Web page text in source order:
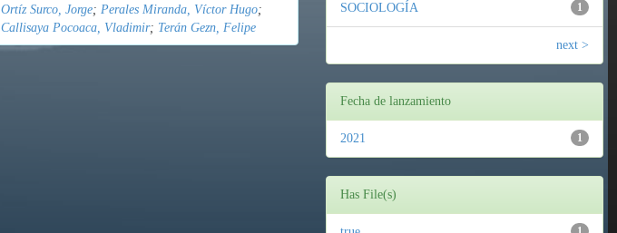
Ortíz Surco, Jorge; Perales Miranda, Víctor Hugo;
Callisaya Pocoaca, Vladimir; Terán Gezn, Felipe
1
SOCIOLOGÍA
next >
Fecha de lanzamiento
1
2021
Has File(s)